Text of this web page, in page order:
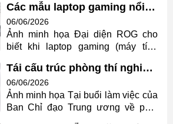
một cuộc điều tra theo Điều 301 về
các hành vi thương mại không công
bằng. Thông Tin Chi Tiết Theo đó,
USTR cho rằng 60 nền kinh tế đã
ngăn chặn lưu thông các sản phẩm
được sản xuất bằng lao động
cưỡng bức, gây bất lợi cho Mỹ
trong cạnh tranh thương mại. Vì vậy,
cơ quan này đề xuất áp thuế bổ
Các mẫu laptop gaming nổi
bật của ROG 20 năm qua
06/06/2026
Ảnh minh họa Đại diện ROG cho
biết khi laptop gaming (máy tính
game) ngày càng phổ biến, thương
hiệu tập trung nâng cấp hiệu năng,
đồng thời liên tục thử nghiệm
hướng thiết kế mới. 20 năm qua,
Tái cấu trúc phòng thí nghiệm
trọng điểm, làm chủ công
nghệ chiến lược
06/06/2026
Ảnh minh họa Tại buổi làm việc của
Ban Chỉ đạo Trung ương về phát